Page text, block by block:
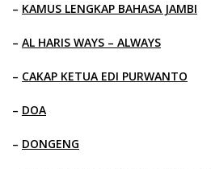
– KAMUS LENGKAP BAHASA JAMBI
– AL HARIS WAYS – ALWAYS
– CAKAP KETUA EDI PURWANTO
– DOA
– DONGENG